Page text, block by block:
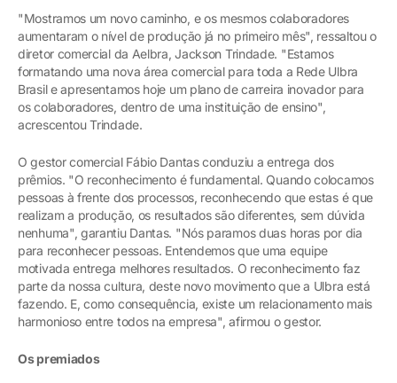
"Mostramos um novo caminho, e os mesmos colaboradores
aumentaram o nível de produção já no primeiro mês", ressaltou o
diretor comercial da Aelbra, Jackson Trindade. "Estamos
formatando uma nova área comercial para toda a Rede Ulbra
Brasil e apresentamos hoje um plano de carreira inovador para
os colaboradores, dentro de uma instituição de ensino",
acrescentou Trindade.
O gestor comercial Fábio Dantas conduziu a entrega dos
prêmios. "O reconhecimento é fundamental. Quando colocamos
pessoas à frente dos processos, reconhecendo que estas é que
realizam a produção, os resultados são diferentes, sem dúvida
nenhuma", garantiu Dantas. "Nós paramos duas horas por dia
para reconhecer pessoas. Entendemos que uma equipe
motivada entrega melhores resultados. O reconhecimento faz
parte da nossa cultura, deste novo movimento que a Ulbra está
fazendo. E, como consequência, existe um relacionamento mais
harmonioso entre todos na empresa", afirmou o gestor.
Os premiados